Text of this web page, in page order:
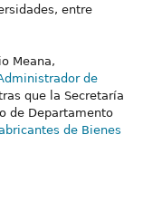
entre
Meana,
de
que la Secretaría
de Departamento
de Bienes